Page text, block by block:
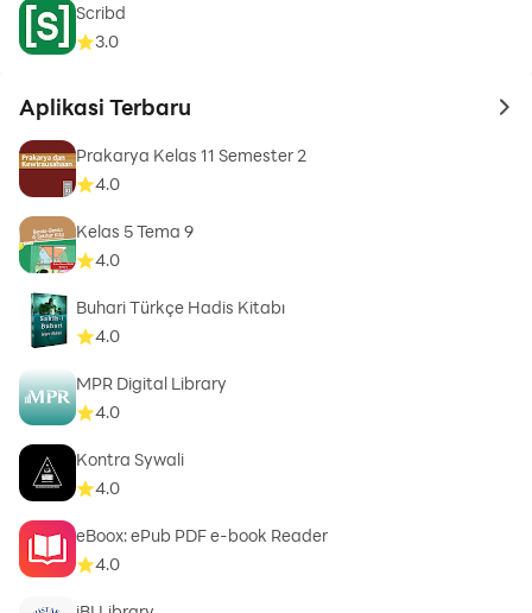
Scribd
3.0
Aplikasi Terbaru to
Prakarya Kelas 11 Semester 2
4.0
Kelas 5 Tema 9
4.0
Buhari Türkçe Hadis Kitabı
4.0
MPR Digital Library
4.0
Kontra Sywali
4.0
eBoox: ePub PDF e-book Reader
4.0